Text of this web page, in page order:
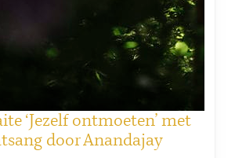
‘Jezelf ontmoeten’ met
door Anandajay